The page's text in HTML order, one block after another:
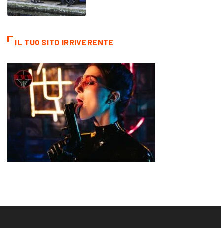
IL TUO SITO IRRIVERENTE